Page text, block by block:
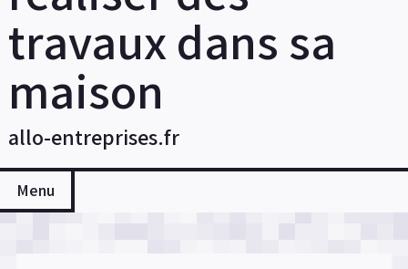
travaux dans sa
maison
allo-entreprises.fr
Menu